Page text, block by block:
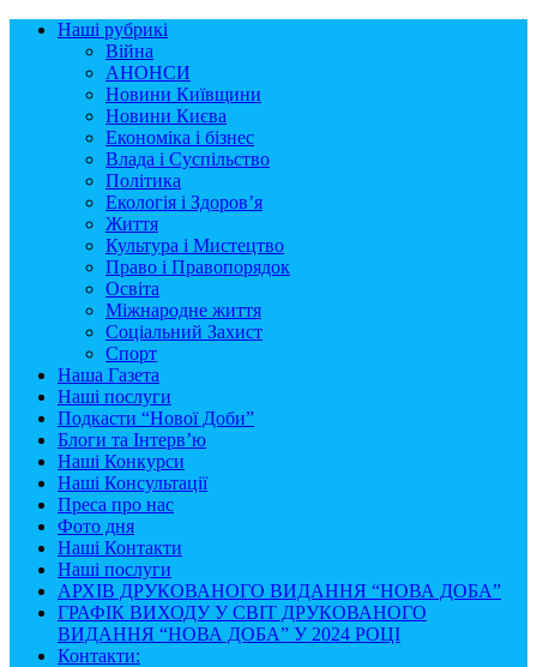
Наші рубрикі
Війна
АНОНСИ
Новини Київщини
Новини Києва
Економіка і бізнес
Влада і Суспільство
Політика
Екологія і Здоров’я
Життя
Культура і Мистецтво
Право і Правопорядок
Освіта
Міжнародне життя
Соціальний Захист
Спорт
Наша Газета
Наші послуги
Подкасти “Нової Доби”
Блоги та Інтерв’ю
Наші Конкурси
Наші Консультації
Преса про нас
Фото дня
Наші Контакти
Наші послуги
АРХІВ ДРУКОВАНОГО ВИДАННЯ “НОВА ДОБА”
ГРАФІК ВИХОДУ У СВІТ ДРУКОВАНОГО
ВИДАННЯ “НОВА ДОБА” У 2024 РОЦІ
Контакти: